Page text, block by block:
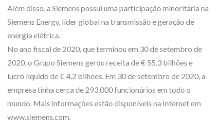
Além disso, a Siemens possui uma participação minoritária na
Siemens Energy, líder global na transmissão e geração de
energia elétrica.
No ano fiscal de 2020, que terminou em 30 de setembro de
2020, o Grupo Siemens gerou receita de € 55,3 bilhões e
lucro líquido de € 4,2 bilhões. Em 30 de setembro de 2020, a
empresa tinha cerca de 293.000 funcionários em todo o
mundo. Mais informações estão disponíveis na Internet em
www.siemens.com.